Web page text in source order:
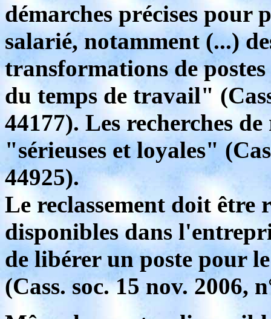
démarches précises pour
salarié, notamment (...)
transformations de
du temps de travail"
44177). Les recherches
"sérieuses et loyales"
44925).
Le reclassement doit être
disponibles dans
de libérer un poste pour
(Cass. soc. 15 nov. 2006,